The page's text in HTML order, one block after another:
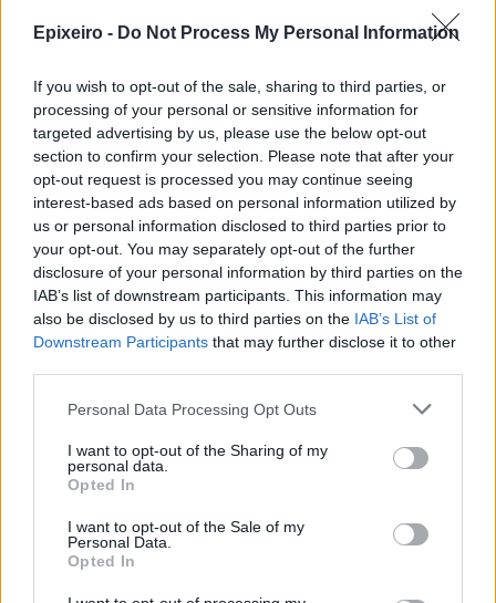
Epixeiro - Do Not Process My Personal Information
If you wish to opt-out of the sale, sharing to third parties, or
processing of your personal or sensitive information for
targeted advertising by us, please use the below opt-out
section to confirm your selection. Please note that after your
opt-out request is processed you may continue seeing
interest-based ads based on personal information utilized by
us or personal information disclosed to third parties prior to
your opt-out. You may separately opt-out of the further
disclosure of your personal information by third parties on the
IAB’s list of downstream participants. This information may
also be disclosed by us to third parties on the IAB’s List of
Downstream Participants that may further disclose it to other
Personal Data Processing Opt Outs
I want to opt-out of the Sharing of my
personal data.
Opted In
I want to opt-out of the Sale of my
Personal Data.
Opted In
TP Greece: Πώς διαμορφώνεται το
μέλλον του Insurance στην εποχή του AI
Η
Advertorial
Περισσότερα από το
τίμημα 49,35 εκατ. ευρώ